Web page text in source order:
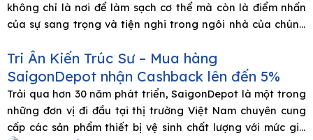
không chỉ là nơi để làm sạch cơ thể mà còn là điểm nhấn
của sự sang trọng và tiện nghi trong ngôi nhà của chúng
trở thành một lựa chọn
Tri Ân Kiến Trúc Sư – Mua hàng
SaigonDepot nhận Cashback lên đến 5%
Trải qua hơn 30 năm phát triển, SaigonDepot là một trong
những đơn vị đi đầu tại thị trường Việt Nam chuyên cung
cấp các sản phẩm thiết bị vệ sinh chất lượng với mức giá